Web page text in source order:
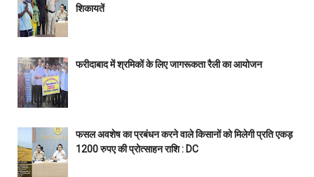
शिकायतें
फरीदाबाद में श्रमिकों के लिए जागरूकता रैली का आयोजन
फसल अवशेष का प्रबंधन करने वाले किसानों को मिलेगी प्रति एकड़
1200 रुपए की प्रोत्साहन राशि : DC